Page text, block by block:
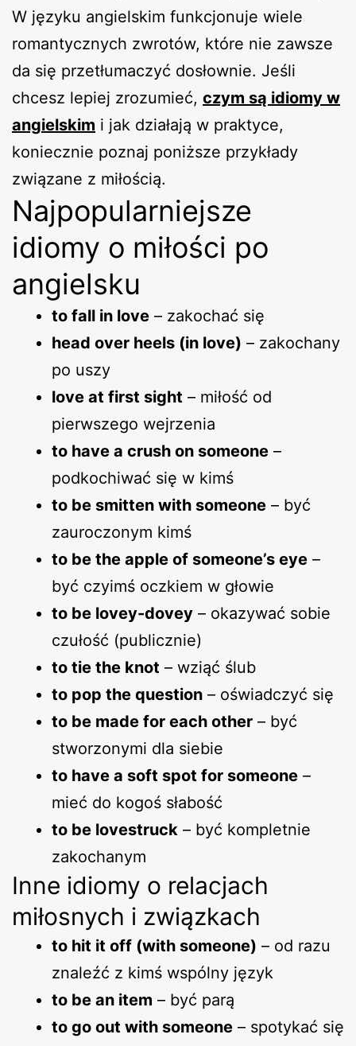
W języku angielskim funkcjonuje wiele
romantycznych zwrotów, które nie zawsze
da się przetłumaczyć dosłownie. Jeśli
chcesz lepiej zrozumieć, czym są idiomy w
angielskim i jak działają w praktyce,
koniecznie poznaj poniższe przykłady
związane z miłością.
Najpopularniejsze
idiomy o miłości po
angielsku
to fall in love – zakochać się
head over heels (in love) – zakochany
po uszy
love at first sight – miłość od
pierwszego wejrzenia
to have a crush on someone –
podkochiwać się w kimś
to be smitten with someone – być
zauroczonym kimś
to be the apple of someone’s eye –
być czyimś oczkiem w głowie
to be lovey-dovey – okazywać sobie
czułość (publicznie)
to tie the knot – wziąć ślub
to pop the question – oświadczyć się
to be made for each other – być
stworzonymi dla siebie
to have a soft spot for someone –
mieć do kogoś słabość
to be lovestruck – być kompletnie
zakochanym
Inne idiomy o relacjach
miłosnych i związkach
to hit it off (with someone) – od razu
znaleźć z kimś wspólny język
to be an item – być parą
to go out with someone – spotykać się